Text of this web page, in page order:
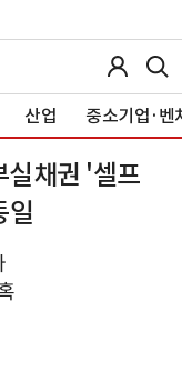
산업 중소기업·벤
실채권 '셀프
일